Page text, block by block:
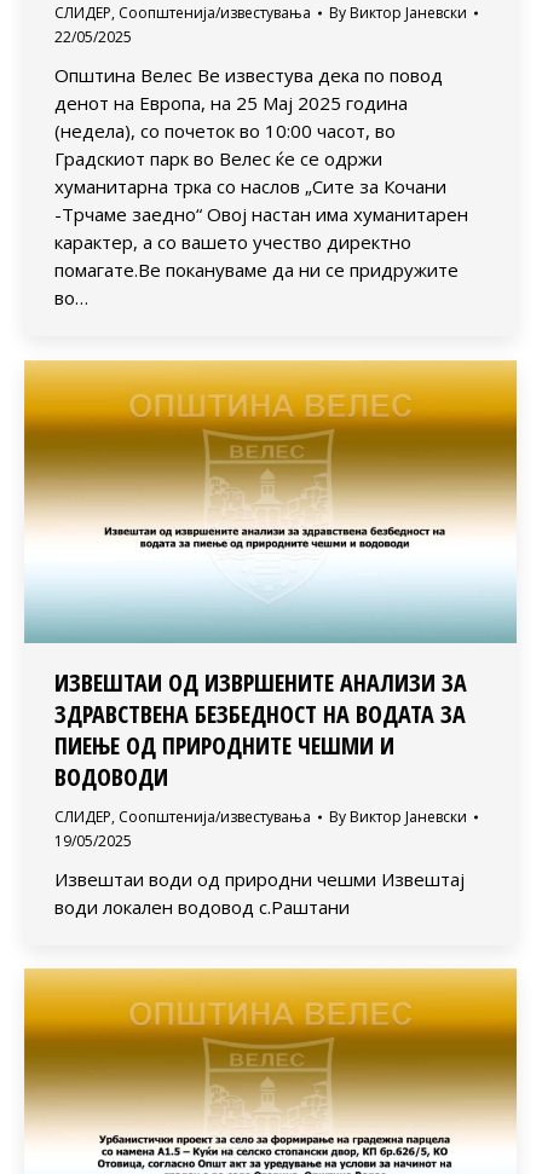
СЛИДЕР, Соопштенија/известувања By Виктор Јаневски
22/05/2025
Општина Велес Ве известува дека по повод
денот на Европа, на 25 Мај 2025 година
(недела), со почеток во 10:00 часот, во
Градскиот парк во Велес ќе се одржи
хуманитарна трка со наслов „Сите за Кочани
-Трчаме заедно“ Овој настан има хуманитарен
карактер, а со вашето учество директно
помагате.Ве покануваме да ни се придружите
во…
ИЗВЕШТАИ ОД ИЗВРШЕНИТЕ АНАЛИЗИ ЗА
ЗДРАВСТВЕНА БЕЗБЕДНОСТ НА ВОДАТА ЗА
ПИЕЊЕ ОД ПРИРОДНИТЕ ЧЕШМИ И
ВОДОВОДИ
СЛИДЕР, Соопштенија/известувања By Виктор Јаневски
19/05/2025
Извештаи води од природни чешми Извештај
води локален водовод с.Раштани